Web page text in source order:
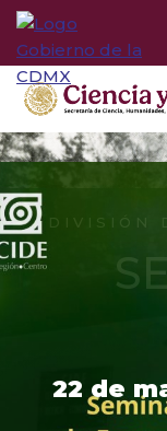
DIVISIÓN
22 de